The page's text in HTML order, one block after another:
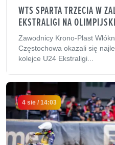
WTS SPARTA TRZECIA W
EKSTRALIGI NA
Zawodnicy Krono-Plast
Częstochowa okazali się
kolejce U24 Ekstraligi...
4 sie / 14:03